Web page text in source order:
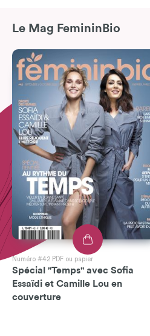
Le Mag FemininBio
Numéro #42 PDF ou papier
Spécial "Temps" avec Sofia
Essaïdi et Camille Lou en
couverture